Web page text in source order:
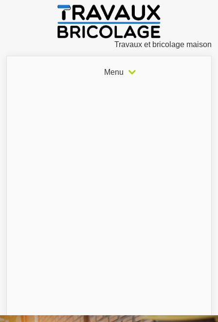
Travaux et bricolage maison
Menu